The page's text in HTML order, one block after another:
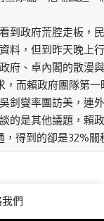
到政府荒腔走板，
料，但到昨天晚上
府、卓內閣的散漫
而賴政府團隊第
釗燮率團訪美，連
的是其他議題，賴
得到的卻是32%
們